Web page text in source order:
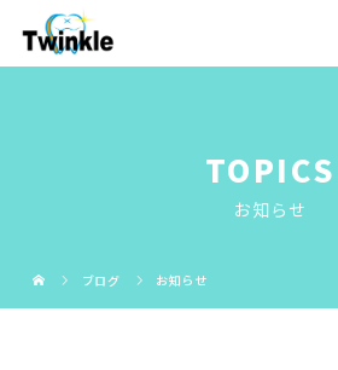
TOPICS
お知らせ
ブログ お知らせ